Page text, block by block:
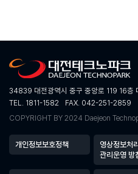
34839 대전광역시 중구 중앙로 119 16층
TEL. 1811-1582
FAX. 042-251-2859
COPYRIGHT BY 2024 Daejeon
개인정보보호정책
영상정보처
관리운영 방